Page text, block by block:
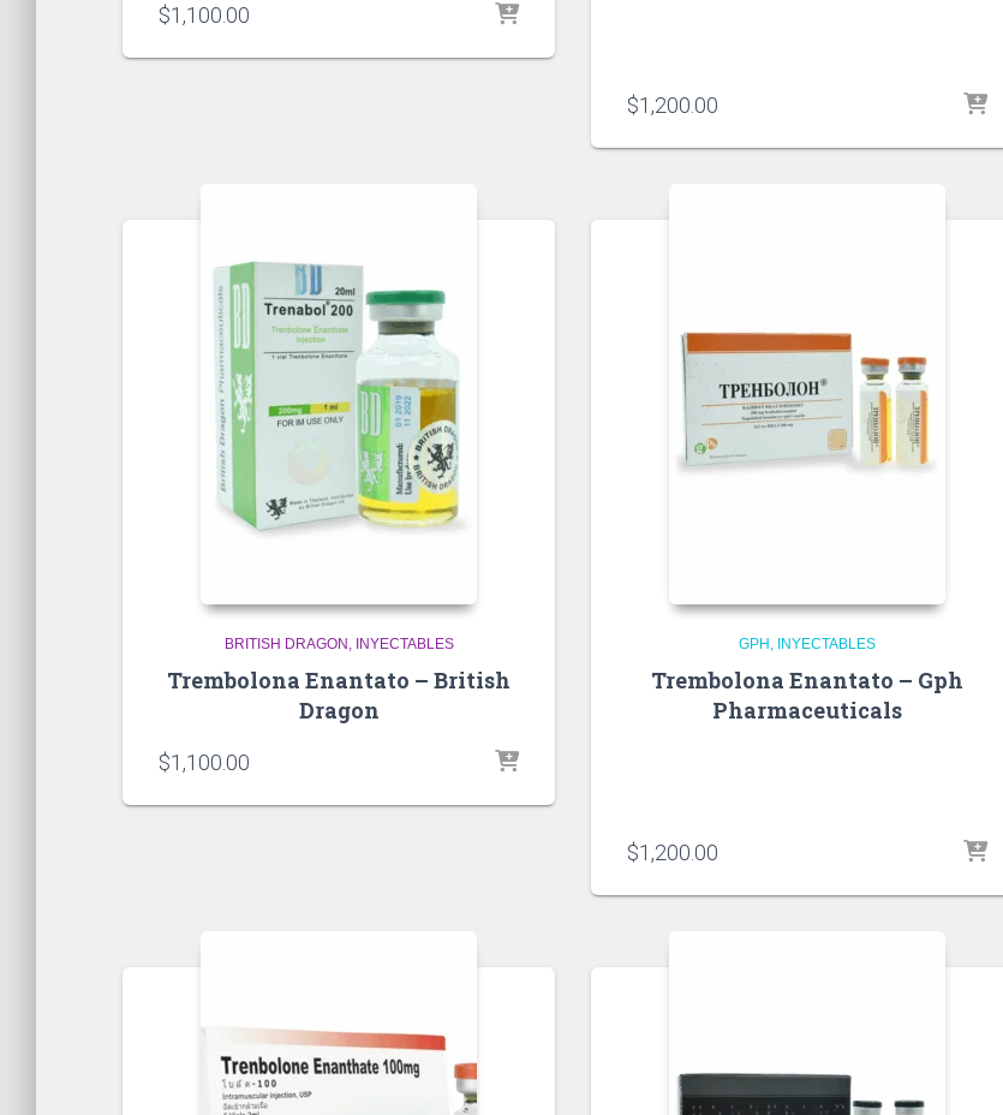
$1,100.00
$1,200.00
BRITISH DRAGON INYECTABLES
Trembolona Enantato – British
Dragon
$1,100.00
GPH INYECTABLES
Trembolona Enantato – Gph
Pharmaceuticals
$1,200.00